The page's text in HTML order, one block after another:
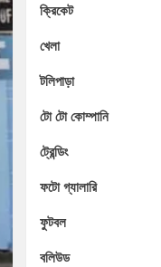
ক্রিকেট
খেলা
টলিপাড়া
টো টো কোম্পানি
ট্রেন্ডিং
ফটো গ্যালারি
ফুটবল
বলিউড